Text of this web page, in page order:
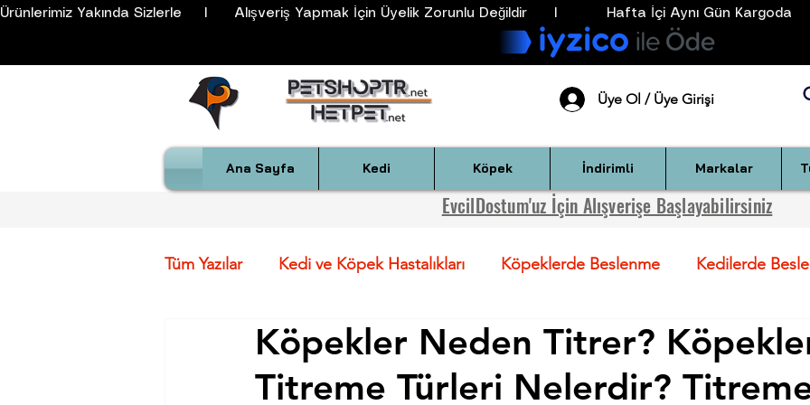
Ürünlerimiz Yakında Sizlerle     I      Alışveriş Yapmak İçin Üyelik Zorunlu Değildir      I           Hafta İçi Aynı Gün
Üye Ol / Üye Girişi
Ana Sayfa Kedi Köpek İndirimli Markalar
EvcilDostum'uz İçin Alışverişe Başlayabilirsiniz
Tüm Yazılar Kedi ve Köpek Hastalıkları Köpeklerde Beslenme Kedilerde
Köpek Irkları Öz. ve FCI Standartla Köpekler İçin Sağlık Önerileri Kediler İçin
Köpekler Neden Titrer?
Titreme Türleri Nelerdir?